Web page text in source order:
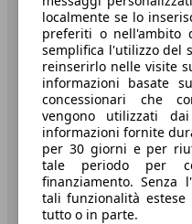
Media
Condizioni generali
Informazioni
Privacy
Dichiarazione di
Servizi
Area rivenditori
localmente se lo
preferiti o nell'ambito
semplifica l'utilizzo del
reinserirlo nelle visite
informazioni basate
concessionari che
vengono utilizzati
informazioni fornite
per 30 giorni e per
tale periodo per
finanziamento. Senza
tali funzionalità estese
tutto o in parte.